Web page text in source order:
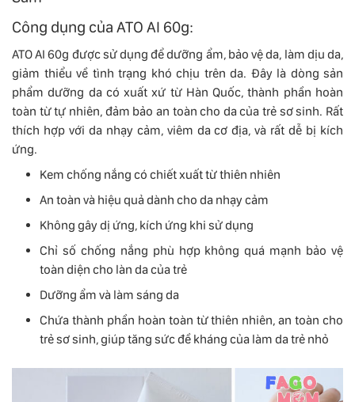
Công dụng của ATO AI 60g:
ATO AI 60g được sử dụng để dưỡng ẩm, bảo vệ da, làm dịu da,
giảm thiểu về tình trạng khó chịu trên da. Đây là dòng sản
phẩm dưỡng da có xuất xứ từ Hàn Quốc, thành phần hoàn
toàn từ tự nhiên, đảm bảo an toàn cho da của trẻ sơ sinh. Rất
thích hợp với da nhạy cảm, viêm da cơ địa, và rất dễ bị kích
ứng.
Kem chống nắng có chiết xuất từ thiên nhiên
An toàn và hiệu quả dành cho da nhạy cảm
Không gây dị ứng, kích ứng khi sử dụng
Chỉ số chống nắng phù hợp không quá mạnh bảo vệ
toàn diện cho làn da của trẻ
Dưỡng ẩm và làm sáng da
Chứa thành phần hoàn toàn từ thiên nhiên, an toàn cho
trẻ sơ sinh, giúp tăng sức đề kháng của làm da trẻ nhỏ